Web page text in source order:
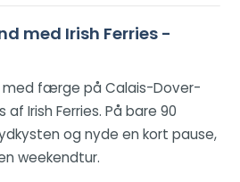
med Irish Ferries -
med færge på Calais-Dover-
Irish Ferries. På bare 90
og nyde en kort pause,
weekendtur.